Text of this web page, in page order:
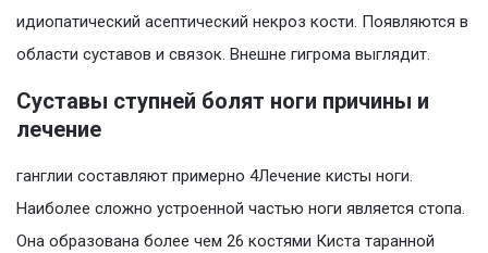
идиопатический асептический некроз кости. Появляются в
области суставов и связок. Внешне гигрома выглядит.
Суставы ступней болят ноги причины и
лечение
ганглии составляют примерно 4Лечение кисты ноги.
Наиболее сложно устроенной частью ноги является стопа.
Она образована более чем 26 костями Киста таранной